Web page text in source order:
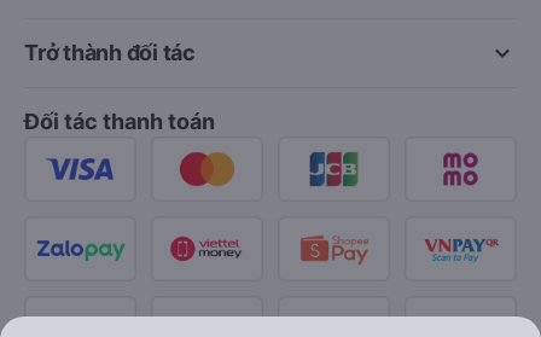
keyboard_arrow_down
Trở thành đối tác
Đối tác thanh toán